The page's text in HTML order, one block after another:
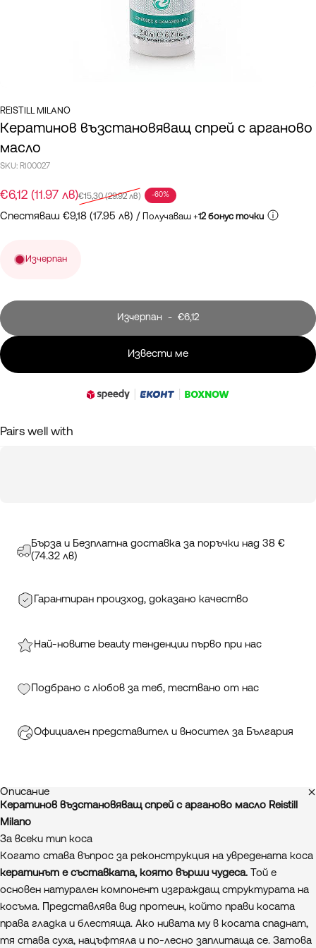
REISTILL MILANO
Кератинов възстановяващ спрей с арганово
масло
SKU: RI00027
Промоционална цена
€6,12 (11.97 лв)
Редовна цена€15,30 (29.92 лв) -60%
Спестяваш €9,18 (17.95 лв) / Получаваш +12 бонус точки
Изчерпан
Изчерпан - €6,12
Извести ме
Pairs well with
Бърза и Безплатна доставка за поръчки над 38 €
(74.32 лв)
Гарантиран произход, доказано качество
Най-новите beauty тенденции първо при нас
Подбрано с любов за теб, тествано от нас
Официален представител и вносител за България
Описание
Кератинов възстановяващ спрей с арганово масло Reistill
Milano
За всеки тип коса
Когато става въпрос за реконструкция на увредената коса
кератинът е съставката, която върши чудеса.
Той е
основен натурален компонент изграждащ структурата на
косъма. Представлява вид протеин, който прави косата
права гладка и блестяща. Ако нивата му в косата спаднат,
тя става суха, нацъфтяла и по-лесно заплитаща се. Затова